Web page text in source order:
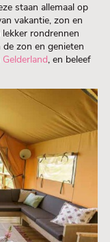
staan allemaal op
vakantie, zon en
rondrennen
zon en genieten
, en beleef